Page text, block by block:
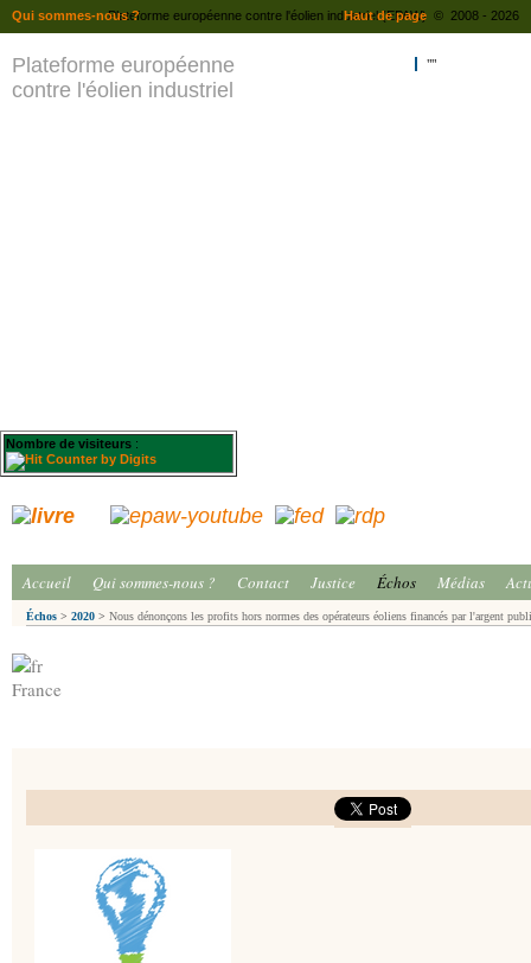
Plateforme européenne
contre l'éolien industriel
""
Nombre de visiteurs :
Accueil Qui sommes-nous ? Contact Justice Échos Médias
Échos > 2020 > Nous dénonçons les profits hors normes des opérateurs éoliens financés par l'argent
France
Plateforme européenne contre l'éolien industriel (EPAW) © 2008 - 2026
Haut de page
Qui sommes-nous ?